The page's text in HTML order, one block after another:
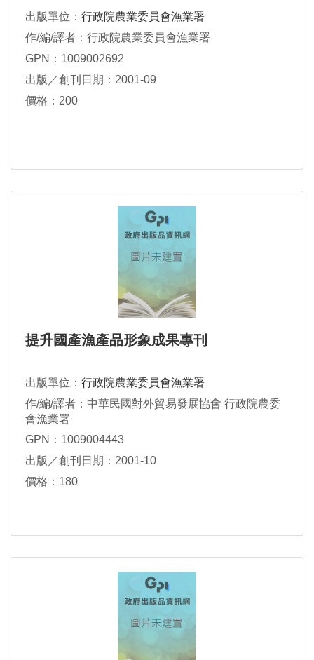
出版單位： 行政院農業委員會漁業署
作/編/譯者：行政院農業委員會漁業署
GPN：1009002692
出版／創刊日期：2001-09
價格：200
提升國產漁產品形象成果專刊
出版單位： 行政院農業委員會漁業署
作/編/譯者：中華民國對外貿易發展協會 行政院農委
會漁業署
GPN：1009004443
出版／創刊日期：2001-10
價格：180